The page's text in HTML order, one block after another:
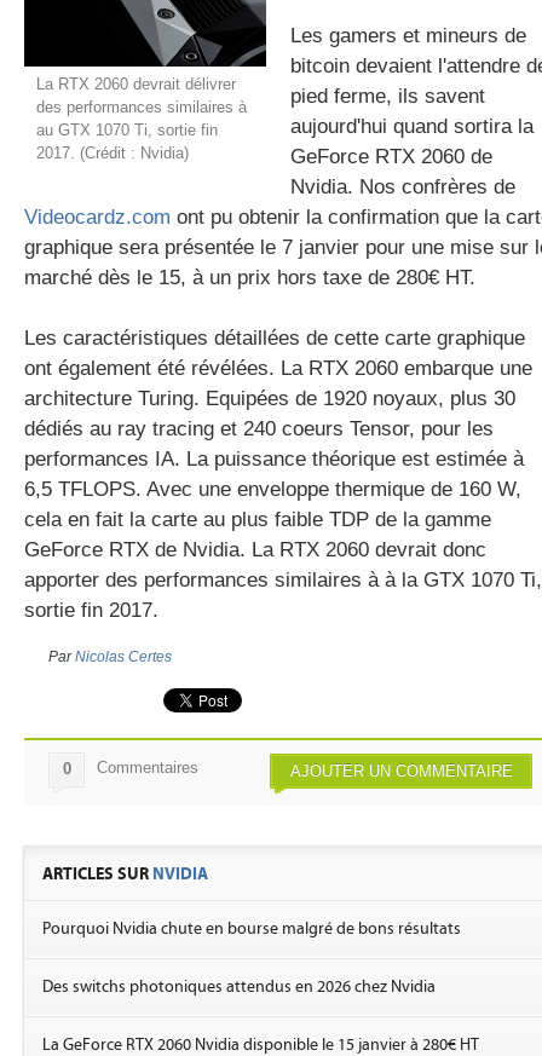
La RTX 2060 devrait délivrer
des performances similaires à
au GTX 1070 Ti, sortie fin
2017. (Crédit : Nvidia)
Les gamers et mineurs de
bitcoin devaient l'attendre
pied ferme, ils savent
aujourd'hui quand sortira la
GeForce RTX 2060 de
Nvidia. Nos confrères de
Videocardz.com ont pu obtenir la confirmation que la
graphique sera présentée le 7 janvier pour une mise sur
marché dès le 15, à un prix hors taxe de 280€ HT.
Les caractéristiques détaillées de cette carte graphique
ont également été révélées. La RTX 2060 embarque une
architecture Turing. Equipées de 1920 noyaux, plus 30
dédiés au ray tracing et 240 coeurs Tensor, pour les
performances IA. La puissance théorique est estimée à
6,5 TFLOPS. Avec une enveloppe thermique de 160 W,
cela en fait la carte au plus faible TDP de la gamme
GeForce RTX de Nvidia. La RTX 2060 devrait donc
apporter des performances similaires à à la GTX 1070 Ti,
sortie fin 2017.
ParNicolas Certes
AJOUTER UN COMMENTAIRE
0 Commentaires
ARTICLES SUR NVIDIA
Pourquoi Nvidia chute en bourse malgré de bons résultats
Des switchs photoniques attendus en 2026 chez Nvidia
La GeForce RTX 2060 Nvidia disponible le 15 janvier à 280€ HT